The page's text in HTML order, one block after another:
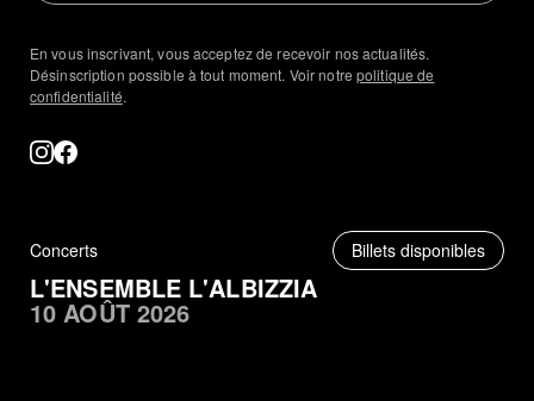
En vous inscrivant, vous acceptez de recevoir nos actualités.
Désinscription possible à tout moment. Voir notre politique de
confidentialité.
Concerts Billets disponibles
L'ENSEMBLE L'ALBIZZIA
10 AOÛT 2026